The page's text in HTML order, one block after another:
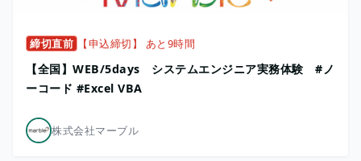
締切直前 【申込締切】 あと9時間
【全国】WEB/5days システムエンジニア実務体験 #ノ
ーコード #Excel VBA
株式会社マーブル